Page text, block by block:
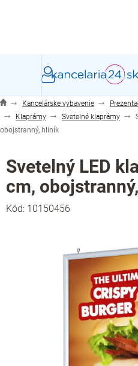
Kancelárske vybavenie
Klaprámy
Svetelné klaprámy
obojstranný, hliník
Svetelný LED
cm,
Kód: 10150456